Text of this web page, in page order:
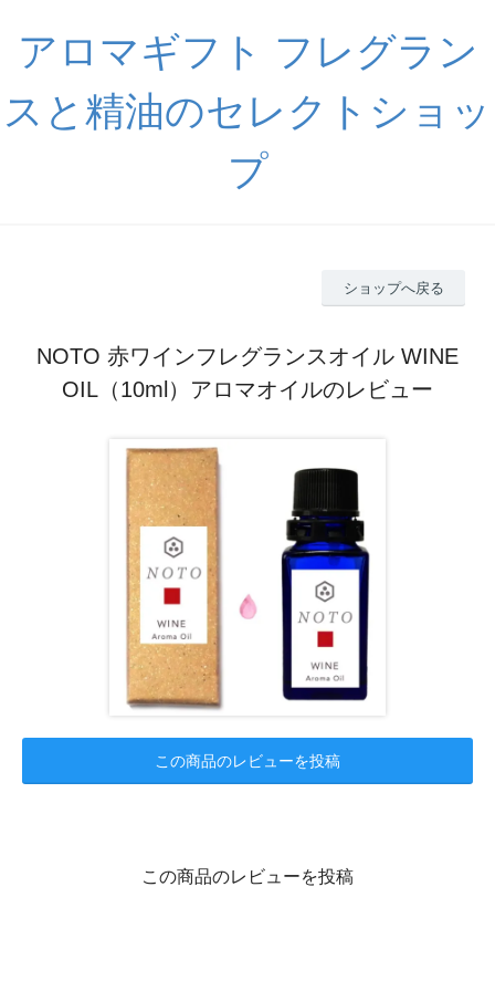
アロマギフト フレグラン
スと精油のセレクトショッ
プ
ショップへ戻る
NOTO 赤ワインフレグランスオイル WINE
OIL（10ml）アロマオイルのレビュー
この商品のレビューを投稿
この商品のレビューを投稿